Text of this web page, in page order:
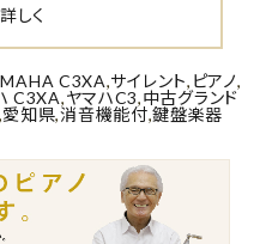
しく
C3XA,サイレント, ピアノ,
C3XA,ヤマハC3,中古グランド
,愛知県,消音機能付,鍵盤楽器